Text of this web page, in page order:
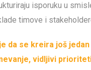
isporuku u
timove i
da se kreira još
vidljivi